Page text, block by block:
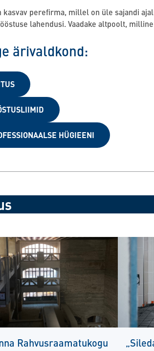
kasvav perefirma, millel on üle sajandi
lahendusi. Vaadake altpoolt,
ärivaldkond:
HÜGIEENI
Rahvusraamatukogu